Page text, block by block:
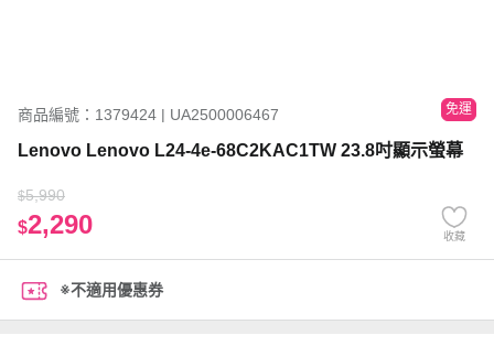
商品編號：1379424 | UA2500006467 免運
Lenovo Lenovo L24-4e-68C2KAC1TW 23.8吋顯示螢幕
$5,990
$2,290 收藏
※不適用優惠券